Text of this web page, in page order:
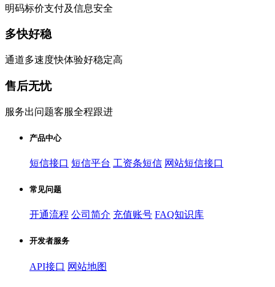
明码标价支付及信息安全
多快好稳
通道多速度快体验好稳定高
售后无忧
服务出问题客服全程跟进
产品中心
短信接口 短信平台 工资条短信 网站短信接口
常见问题
开通流程 公司简介 充值账号 FAQ知识库
开发者服务
API接口 网站地图